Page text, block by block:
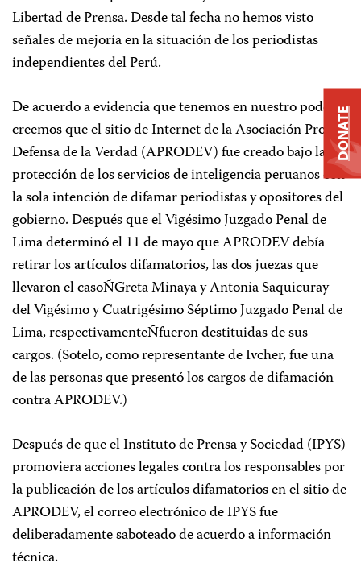
Libertad de Prensa. Desde tal fecha no hemos visto
señales de mejoría en la situación de los periodistas
independientes del Perú.
De acuerdo a evidencia que tenemos en nuestro poder,
creemos que el sitio de Internet de la Asociación Pro
Defensa de la Verdad (APRODEV) fue creado bajo la
protección de los servicios de inteligencia peruanos con
la sola intención de difamar periodistas y opositores del
gobierno. Después que el Vigésimo Juzgado Penal de
Lima determinó el 11 de mayo que APRODEV debía
retirar los artículos difamatorios, las dos juezas que
llevaron el casoÑGreta Minaya y Antonia Saquicuray
del Vigésimo y Cuatrigésimo Séptimo Juzgado Penal de
Lima, respectivamenteÑfueron destituidas de sus
cargos. (Sotelo, como representante de Ivcher, fue una
de las personas que presentó los cargos de difamación
contra APRODEV.)
Después de que el Instituto de Prensa y Sociedad (IPYS)
promoviera acciones legales contra los responsables por
la publicación de los artículos difamatorios en el sitio de
APRODEV, el correo electrónico de IPYS fue
deliberadamente saboteado de acuerdo a información
técnica.
DONATE